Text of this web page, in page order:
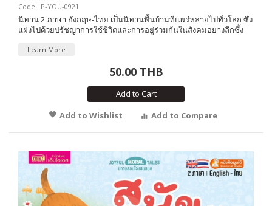
Code : P-YOU-0921
นิทาน 2 ภาษา อังกฤษ-ไทย เป็นนิทานพื้นบ้านที่แพร่หลายไปทั่วโลก ซึ่ง
แฝงไปด้วยปรัชญาการใช้ชีวิตและการอยู่ร่วมกันในสังคมอย่างลึกซึ้ง
Learn More
50.00 THB
Add to Cart
Add to Wishlist
Add to Compare